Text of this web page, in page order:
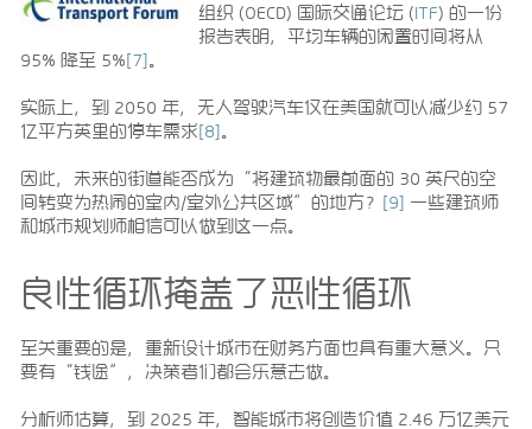
组织 (OECD) 国际交通论坛 (ITF) 的一份
报告表明，平均车辆的闲置时间将从
95% 降至 5%[7]
实际上，到 2050 年，无人驾驶汽车仅在美国就可以减少约 57
亿平方英里的停车需求[8]
因此，未来的街道能否成为“将建筑物最前面的 30 英尺的空
间转变为热闹的室内/室外公共区域”的地方？ [9] 一些建筑师
和城市规划师相信可以做到这一点。
良性循环掩盖了恶性循环
至关重要的是，重新设计城市在财务方面也具有重大意义。只
要有“钱途”，决策者们都会乐意去做。
分析师估算，到 2025 年，智能城市将创造价值 2.46 万亿美元